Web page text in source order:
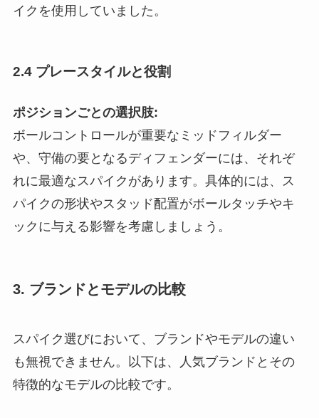
イクを使用していました。
2.4 プレースタイルと役割
ポジションごとの選択肢:
ボールコントロールが重要なミッドフィルダー
や、守備の要となるディフェンダーには、それぞ
れに最適なスパイクがあります。具体的には、ス
パイクの形状やスタッド配置がボールタッチやキ
ックに与える影響を考慮しましょう。
3. ブランドとモデルの比較
スパイク選びにおいて、ブランドやモデルの違い
も無視できません。以下は、人気ブランドとその
特徴的なモデルの比較です。